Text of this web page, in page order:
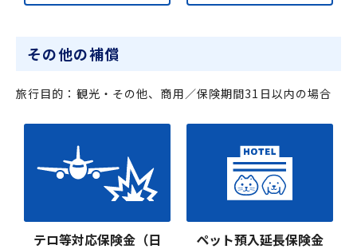
その他の補償
旅行目的：観光・その他、商用／保険期間31日以内の場合
テロ等対応保険金（日
ペット預入延長保険金